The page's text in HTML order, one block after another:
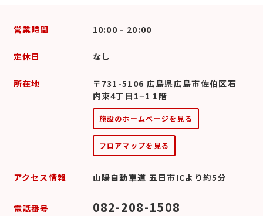
営業時間 10:00 - 20:00
定休日 なし
所在地
〒731-5106 広島県広島市佐伯区石
内東4丁目1−1 1階
施設のホームページを見る
フロアマップを見る
アクセス情報 山陽自動車道 五日市ICより約5分
電話番号 082-208-1508